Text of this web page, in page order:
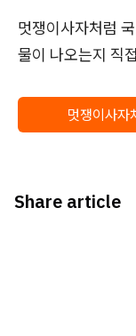
멋쟁이사자처럼
물이 나오는지 직
멋쟁이사자
Share article